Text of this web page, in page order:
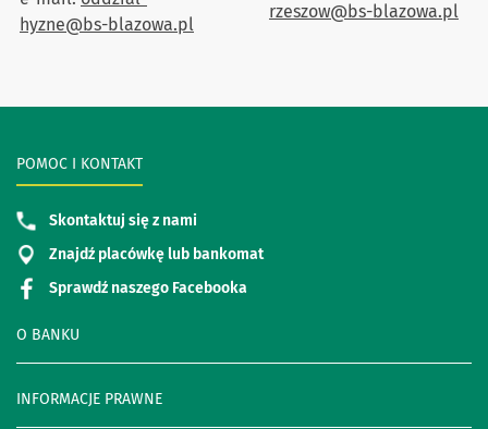
hyzne@bs-blazowa.pl
rzeszow@bs-blazowa.pl
O BANKU
INFORMACJE PRAWNE
POMOC I KONTAKT
Skontaktuj się z nami
Znajdź placówkę lub bankomat
Sprawdź naszego Facebooka